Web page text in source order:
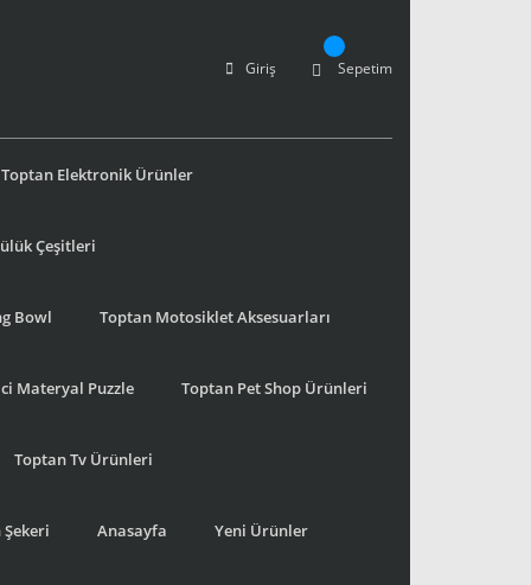
Giriş Sepetim
Toptan Elektronik Ürünler
Çeşitleri
Bowl Toptan Motosiklet Aksesuarları
Materyal Puzzle Toptan Pet Shop Ürünleri
Toptan Tv Ürünleri
Anasayfa Yeni Ürünler